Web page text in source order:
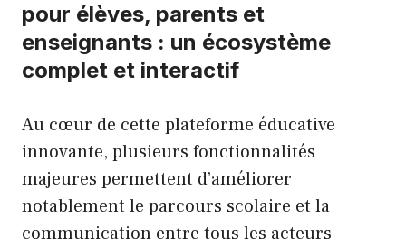
pour élèves, parents et
enseignants : un écosystème
complet et interactif
Au cœur de cette plateforme éducative
innovante, plusieurs fonctionnalités
majeures permettent d’améliorer
notablement le parcours scolaire et la
communication entre tous les acteurs